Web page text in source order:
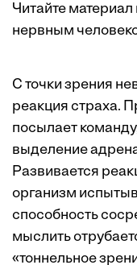
Читайте материал
нервным
С точки зрения
реакция страха.
посылает
выделение
Развивается
организм
способность
мыслить
«тоннельное